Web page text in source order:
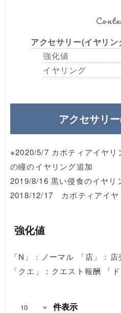
アクセサリー(イヤリン
強化値
イヤリング
アクセサリ
※2020/5/7 カポティアイヤリ
の瞳のイヤリング追加
2019/8/16 黒い侵食のイヤリ
2018/12/17 カポティアイヤ
強化値
「N」：ノーマル 「店」：
「クエ」：クエスト報酬 「
10
件表示